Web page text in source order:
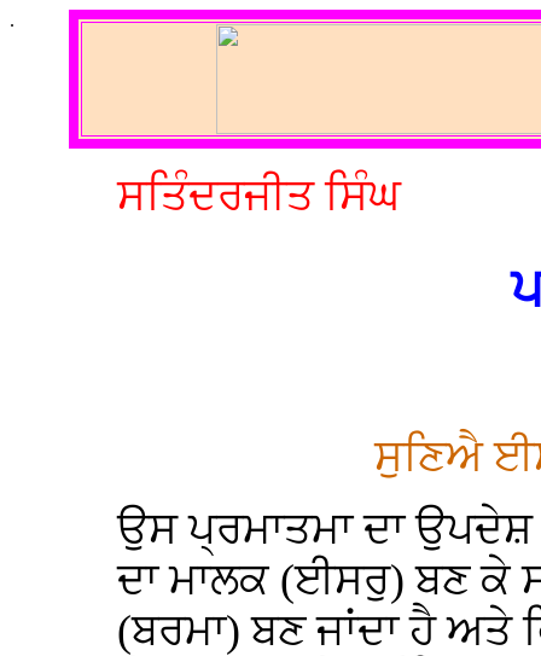
.
ਸਤਿੰਦਰਜੀਤ ਸਿੰਘ
ਸੁਣਿਐ
ਉਸ ਪ੍ਰਮਾਤਮਾ ਦਾ
ਦਾ ਮਾਲਕ (ਈਸਰੁ) ਬਣ ਕੇ
(ਬਰਮਾ) ਬਣ ਜਾਂਦਾ ਹੈ ਅਤੇ